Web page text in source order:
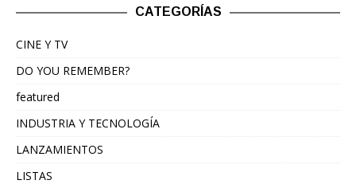
CATEGORÍAS
CINE Y TV
DO YOU REMEMBER?
featured
INDUSTRIA Y TECNOLOGÍA
LANZAMIENTOS
LISTAS